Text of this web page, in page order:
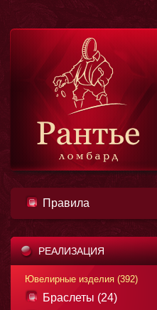
Правила
РЕАЛИЗАЦИЯ
Ювелирные изделия (392)
Браслеты (24)